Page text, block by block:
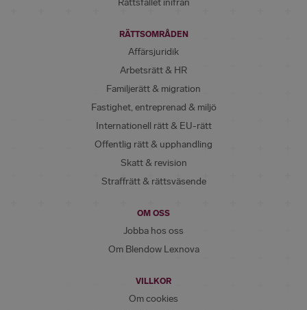
RÄTTSOMRÅDEN
Affärsjuridik
Arbetsrätt & HR
Familjerätt & migration
Fastighet, entreprenad & miljö
Internationell rätt & EU-rätt
Offentlig rätt & upphandling
Skatt & revision
Straffrätt & rättsväsende
OM OSS
Jobba hos oss
Om Blendow Lexnova
VILLKOR
Om cookies